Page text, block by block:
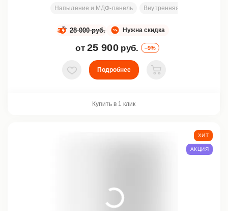
Напыление и МДФ-панель Внутренняя
Нужна скидка
28 000 руб.
от 25 900 руб. –9%
В избранное
Подробнее
В корзину
Купить в 1 клик
ХИТ
АКЦИЯ